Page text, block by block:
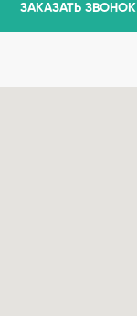
ЗАКАЗАТЬ ЗВОНОК